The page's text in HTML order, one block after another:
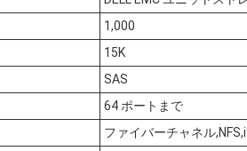
1,000
15K
SAS
64 ポートまで
ファイバーチャネル